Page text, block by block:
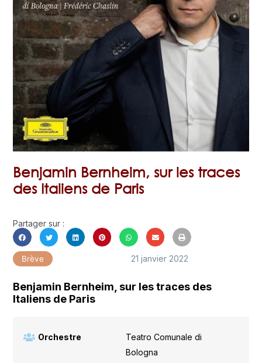
Benjamin Bernheim, sur les traces
des Italiens de Paris
Partager sur :
Brève 21 janvier 2022
Benjamin Bernheim, sur les traces des
Italiens de Paris
Orchestre
Teatro Comunale di
Bologna